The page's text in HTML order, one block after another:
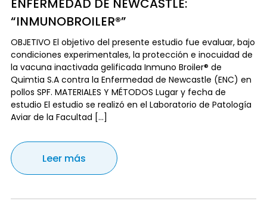
ENFERMEDAD DE NEWCASTLE:
“INMUNOBROILER®”
OBJETIVO El objetivo del presente estudio fue evaluar, bajo
condiciones experimentales, la protección e inocuidad de
la vacuna inactivada gelificada Inmuno Broiler® de
Quimtia S.A contra la Enfermedad de Newcastle (ENC) en
pollos SPF. MATERIALES Y MÉTODOS Lugar y fecha de
estudio El estudio se realizó en el Laboratorio de Patología
Aviar de la Facultad […]
Leer más